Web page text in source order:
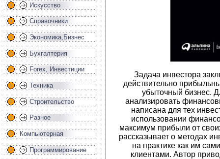
Искусство
Справочники
Экономика,Бизнес
Бухгалтерия
Forex, Инвестиции
Техника
Строительство
Разное
Компьютерная
Программирование
Задача инвестора
действительно
убыточный бизнес.
анализировать
написана для тех
использовании
максимум прибыли от
рассказывает о методах
на практике как им
клиентами. Автор